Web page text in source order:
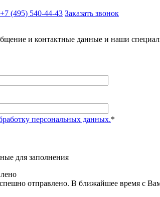
+7 (495) 540-44-43 Заказать звонок
и контактные данные и наши
персональных данных.*
для заполнения
отправлено. В ближайшее время с